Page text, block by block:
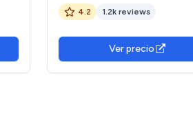
4.2 1.2k reviews
Ver precio